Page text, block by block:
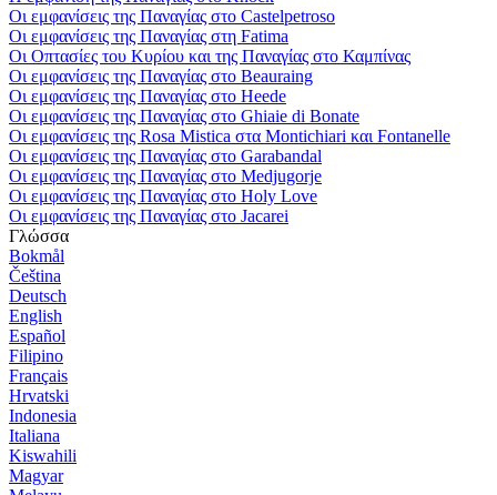
Οι εμφανίσεις της Παναγίας στο Castelpetroso
Οι εμφανίσεις της Παναγίας στη Fatima
Οι Οπτασίες του Κυρίου και της Παναγίας στο Καμπίνας
Οι εμφανίσεις της Παναγίας στο Beauraing
Οι εμφανίσεις της Παναγίας στο Heede
Οι εμφανίσεις της Παναγίας στο Ghiaie di Bonate
Οι εμφανίσεις της Rosa Mistica στα Montichiari και Fontanelle
Οι εμφανίσεις της Παναγίας στο Garabandal
Οι εμφανίσεις της Παναγίας στο Medjugorje
Οι εμφανίσεις της Παναγίας στο Holy Love
Οι εμφανίσεις της Παναγίας στο Jacarei
Γλώσσα
Bokmål
Čeština
Deutsch
English
Español
Filipino
Français
Hrvatski
Indonesia
Italiana
Kiswahili
Magyar